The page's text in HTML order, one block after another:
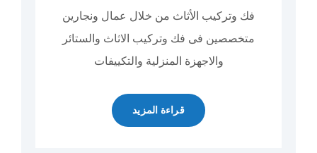
فك وتركيب الأثاث من خلال عمال ونجارين
متخصصين فى فك وتركيب الاثاث والستائر
والاجهزة المنزلية والتكييفات
قراءة المزيد